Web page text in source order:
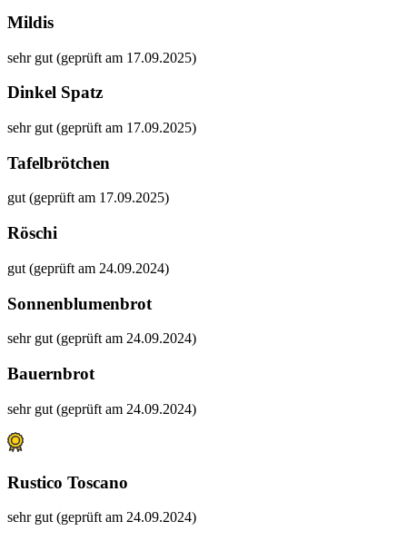
Mildis
sehr gut (geprüft am 17.09.2025)
Dinkel Spatz
sehr gut (geprüft am 17.09.2025)
Tafelbrötchen
gut (geprüft am 17.09.2025)
Röschi
gut (geprüft am 24.09.2024)
Sonnenblumenbrot
sehr gut (geprüft am 24.09.2024)
Bauernbrot
sehr gut (geprüft am 24.09.2024)
Rustico Toscano
sehr gut (geprüft am 24.09.2024)